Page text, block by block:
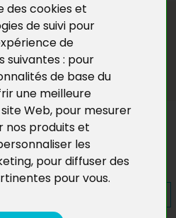
des cookies et
de suivi pour
de
suivantes : pour
de base du
une meilleure
Web, pour mesurer
produits et
les
, pour diffuser des
pour vous.
magique